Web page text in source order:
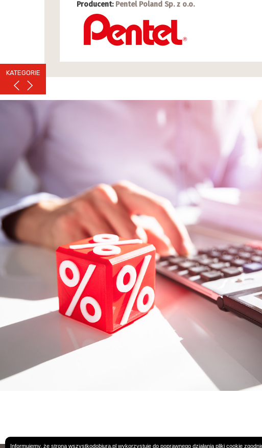
KATEGORIE
Producent: Pentel Poland Sp. z o.o.
Informujemy, że strona wszystkodobiura.pl wykorzystuje do poprawnego działania pliki cookie